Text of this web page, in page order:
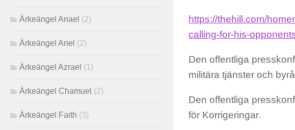
https://thehill.com/
calling-for-his-
Den offentliga
militära tjänster och
Den offentliga
för Korrigeringar.
Ärkeängel Anael (2)
Ärkeängel Ariel (2)
Ärkeängel Azrael (1)
Ärkeängel Chamuel (2)
Ärkeängel Faith (3)